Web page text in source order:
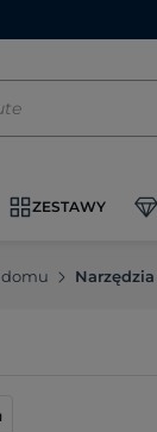
ZESTAWY
domu